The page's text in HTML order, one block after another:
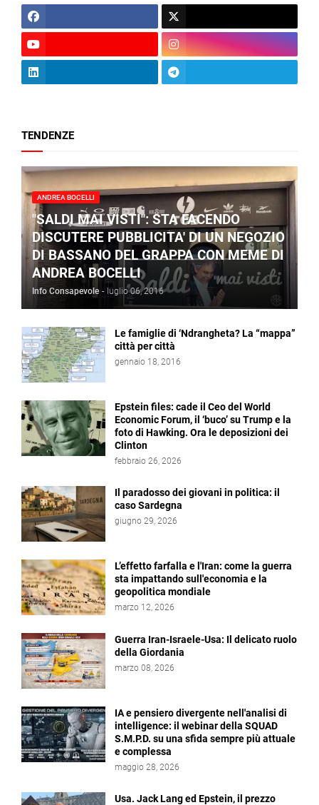
TENDENZE
ANDREA BOCELLI
"SALDI MAI VISTI": STA FACENDO
DISCUTERE PUBBLICITA' DI UN NEGOZIO
DI BASSANO DEL GRAPPA CON MEME DI
ANDREA BOCELLI
Info Consapevole - luglio 06, 2016
Le famiglie di ‘Ndrangheta? La “mappa”
città per città
gennaio 18, 2016
Epstein files: cade il Ceo del World
Economic Forum, il ‘buco’ su Trump e la
foto di Hawking. Ora le deposizioni dei
Clinton
febbraio 26, 2026
Il paradosso dei giovani in politica: il
caso Sardegna
giugno 29, 2026
L’effetto farfalla e l'Iran: come la guerra
sta impattando sull'economia e la
geopolitica mondiale
marzo 12, 2026
Guerra Iran-Israele-Usa: Il delicato ruolo
della Giordania
marzo 08, 2026
IA e pensiero divergente nell'analisi di
intelligence: il webinar della SQUAD
S.M.P.D. su una sfida sempre più attuale
e complessa
maggio 28, 2026
Usa. Jack Lang ed Epstein, il prezzo